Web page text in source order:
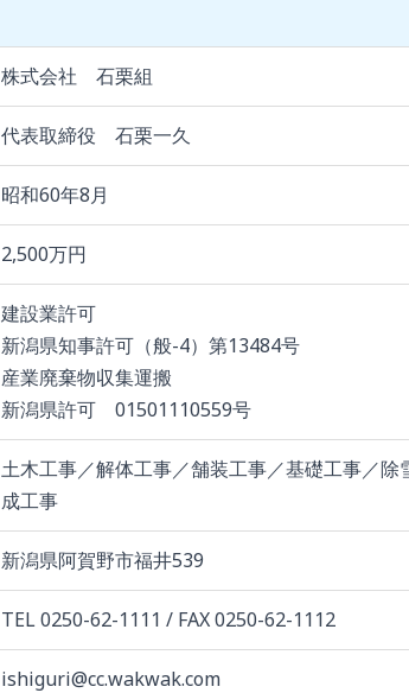
株式会社 石栗組
代表取締役 石栗一久
昭和60年8月
2,500万円
建設業許可
新潟県知事許可（般-4）第13484号
産業廃棄物収集運搬
新潟県許可 01501110559号
土木工事／解体工事／舗装工事／基礎工事／
成工事
新潟県阿賀野市福井539
TEL 0250-62-1111 / FAX 0250-62-1112
ishiguri@cc.wakwak.com